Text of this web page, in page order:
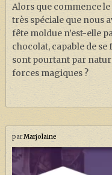
Alors que commence le
très spéciale que nous
fête moldue n’est-elle
chocolat, capable de
sont pourtant par
forces magiques ?
parMarjolaine